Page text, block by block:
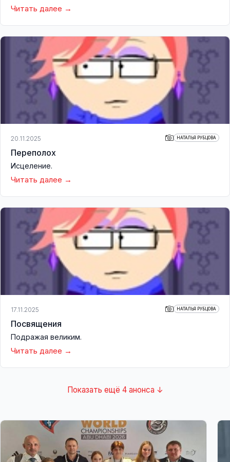
Читать далее
20.11.2025 НАТАЛЬЯ РУБЦОВА
Переполох
Исцеление.
Читать далее
17.11.2025 НАТАЛЬЯ РУБЦОВА
Посвящения
Подражая великим.
Читать далее
Показать ещё 4 анонса ↓